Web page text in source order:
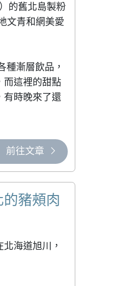
的舊北島製粉
文青和網美愛
種漸層飲品，
而這裡的甜點
有時晚來了還
前往文章
豬頰肉
海道旭川，